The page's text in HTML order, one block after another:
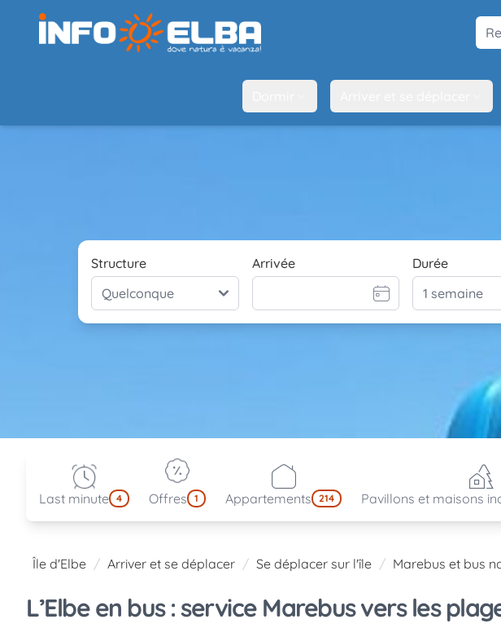
Structure Arrivée Durée
Last minute 4 Offres 1 Appartements 214 Pavillons et maisons
Île d'Elbe Arriver et se déplacer Se déplacer sur l'île Marebus et bus
L’Elbe en bus : service Marebus vers les